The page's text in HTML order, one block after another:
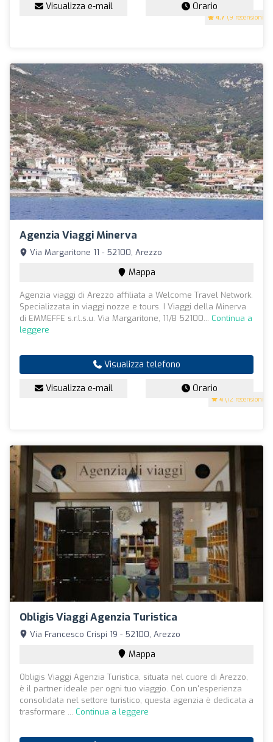
4.7 (9 recensioni)
Visualizza e-mail Orario
Agenzia Viaggi Minerva
4 (12 recensioni)
Via Margaritone 11 - 52100, Arezzo
Mappa
Agenzia viaggi di Arezzo affiliata a Welcome Travel Network.
Specializzata in viaggi nozze e tours. I Viaggi della Minerva
di EMMEFFE s.r.l.s.u. Via Margaritone, 11/B 52100... Continua a
leggere
Visualizza telefono
Visualizza e-mail Orario
Obligis Viaggi Agenzia Turistica
Via Francesco Crispi 19 - 52100, Arezzo
Mappa
Obligis Viaggi Agenzia Turistica, situata nel cuore di Arezzo,
è il partner ideale per ogni tuo viaggio. Con un'esperienza
consolidata nel settore turistico, questa agenzia è dedicata a
trasformare ... Continua a leggere